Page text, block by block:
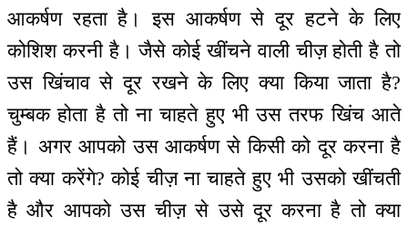
आकर्षण रहता है। इस आकर्षण से दूर हटने के लिए
कोशिश करनी है। जैसे कोई खींचने वाली चीज़ होती है तो
उस खिंचाव से दूर रखने के लिए क्या किया जाता है?
चुम्बक होता है तो ना चाहते हुए भी उस तरफ खिंच आते
हैं। अगर आपको उस आकर्षण से किसी को दूर करना है
तो क्या करेंगे? कोई चीज़ ना चाहते हुए भी उसको खींचती
है और आपको उस चीज़ से उसे दूर करना है तो क्या